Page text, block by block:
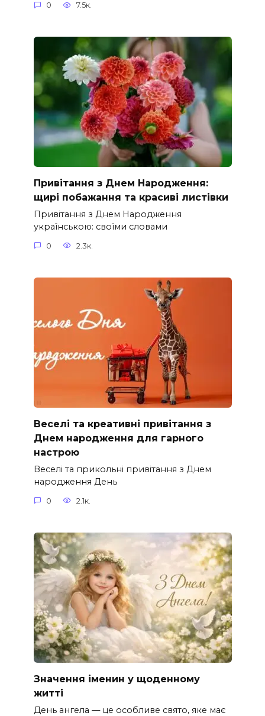
0 7.5к.
Привітання з Днем Народження:
щирі побажання та красиві листівки
Привітання з Днем Народження
українською: своїми словами
0 2.3к.
Веселі та креативні привітання з
Днем народження для гарного
настрою
Веселі та прикольні привітання з Днем
народження День
0 2.1к.
Значення іменин у щоденному
житті
День ангела — це особливе свято, яке має